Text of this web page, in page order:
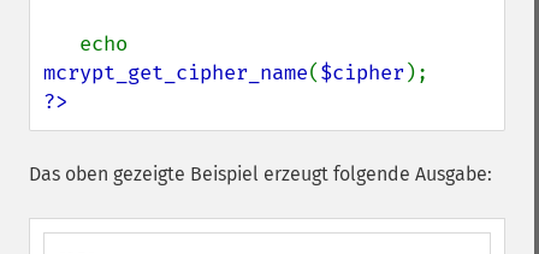
mcrypt_get_cipher_name($cipher
?>
Das oben gezeigte Beispiel erzeugt folgende Ausgabe: